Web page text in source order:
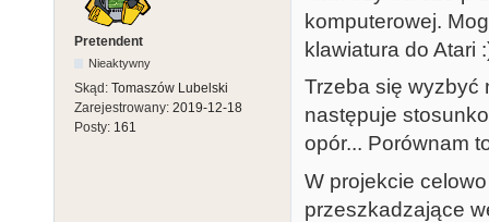
Pretendent
Nieaktywny
Skąd: Tomaszów Lubelski
Zarejestrowany: 2019-12-18
Posty: 161
komputerowej.
klawiatura do Atari
Trzeba się wyzbyć
następuje
opór... Porównam
W projekcie
przeszkadzające